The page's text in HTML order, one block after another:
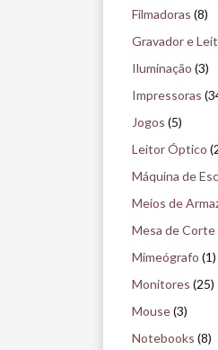
Filmadoras (8)
Gravador e
Iluminação (3)
Impressoras
Jogos (5)
Leitor Óptico
Máquina de
Meios de
Mesa de Corte
Mimeógrafo (1)
Monitores (25)
Mouse(3)
Notebooks (8)